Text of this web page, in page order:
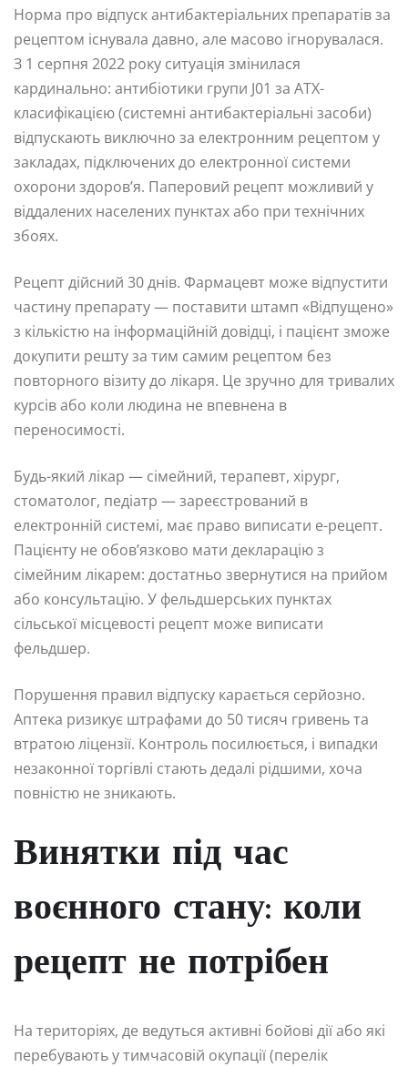
Норма про відпуск антибактеріальних препаратів за
рецептом існувала давно, але масово ігнорувалася.
З 1 серпня 2022 року ситуація змінилася
кардинально: антибіотики групи J01 за АТХ-
класифікацією (системні антибактеріальні засоби)
відпускають виключно за електронним рецептом у
закладах, підключених до електронної системи
охорони здоров’я. Паперовий рецепт можливий у
віддалених населених пунктах або при технічних
збоях.
Рецепт дійсний 30 днів. Фармацевт може відпустити
частину препарату — поставити штамп «Відпущено»
з кількістю на інформаційній довідці, і пацієнт зможе
докупити решту за тим самим рецептом без
повторного візиту до лікаря. Це зручно для тривалих
курсів або коли людина не впевнена в
переносимості.
Будь-який лікар — сімейний, терапевт, хірург,
стоматолог, педіатр — зареєстрований в
електронній системі, має право виписати е-рецепт.
Пацієнту не обов’язково мати декларацію з
сімейним лікарем: достатньо звернутися на прийом
або консультацію. У фельдшерських пунктах
сільської місцевості рецепт може виписати
фельдшер.
Порушення правил відпуску карається серйозно.
Аптека ризикує штрафами до 50 тисяч гривень та
втратою ліцензії. Контроль посилюється, і випадки
незаконної торгівлі стають дедалі рідшими, хоча
повністю не зникають.
Винятки під час
воєнного стану: коли
рецепт не потрібен
На територіях, де ведуться активні бойові дії або які
перебувають у тимчасовій окупації (перелік